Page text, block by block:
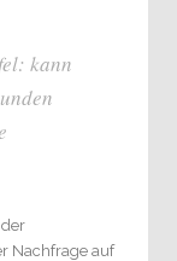
kann
Nachfrage auf